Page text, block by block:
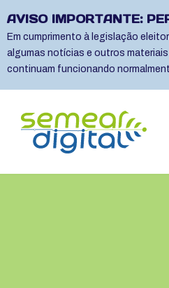
AVISO IMPORTANTE:
Em cumprimento à legislação
algumas notícias e outros
continuam funcionando